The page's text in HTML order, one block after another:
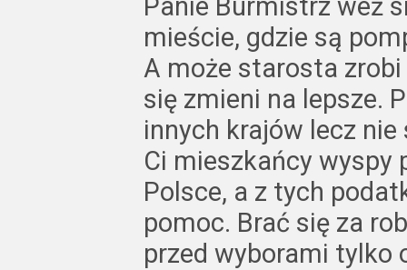
mieście, gdzie są
A może starosta
się zmieni na lepsze.
innych krajów lecz
Ci mieszkańcy wyspy
Polsce, a z tych
pomoc. Brać się za
przed wyborami tylko